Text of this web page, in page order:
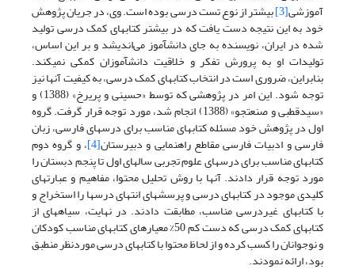
آموزشی[3] بیشتر از نوع تست درسی بوده است. وی، در جریان پژوهش
خود به این نتیجه دست یافت که در بیشتر کتابهای کمک ‎درسی تولید
شده در ایران، نویسنده به جای دانش‎آموز می‌اندیشد و بر این ‎اساس،
تولیدات او به پرورش تفکر و خلاقیت دانش‎آموزان کمکی نمی‎کند.
بنابراین، ضروری است در انتخاب کتابهای کمک‏ درسی، به کیفیت آنها نیز
توجه شود. این امر در پژوهشی که توسط «حسینی و پریرخ» (1388) و
«سیدقطبی و صنعت‏جو» (1388) انجام شد، مورد توجه قرار گرفت. گروه
اول در پژوهش خود مسئله کتابهای مناسب برای درسهای فارسی، زبان
فارسی و ادبیات فارسی مقاطع راهنمایی و دبیرستان[4] ، و گروه دوم
کتابهای مناسب برای درسهای علوم تجربی سالهای اول تا پنجم دبستان را
مورد توجه قرار دادند. آنها با روش تحلیل محتوا، مفاهیم و عبارتهای
کلیدی موجود در کتابهای درسی و پرسشهای انتهای درسها را استخراج و
با کتابهای غیر‏درسی مناسب، مطابقت دادند. در نهایت، سیاهه‎ای از
کتابهای کمک ‏درسی که دست کم 50% معیارهای کتابهای مناسب کودکان
و نوجوانان را کسب کرده و از لحاظ محتوا با کتابهای درسی موردنظر منطبق
بود، ارائه نمودند.